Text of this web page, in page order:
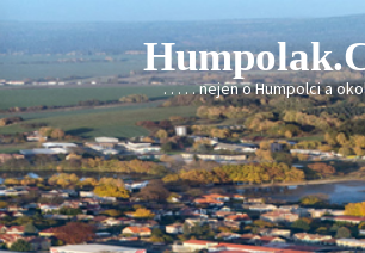
content
. . . . . nejen o Humpolci a